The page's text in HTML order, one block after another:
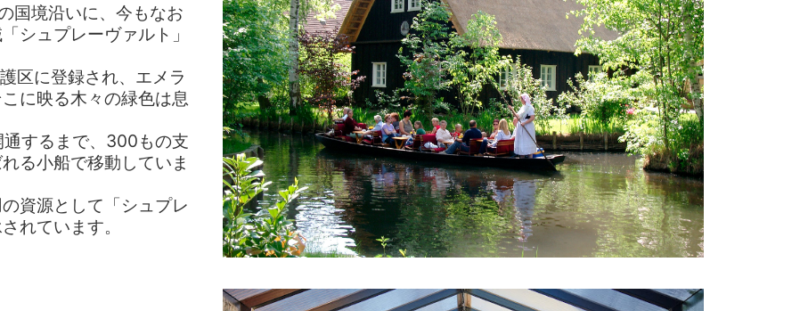
国境沿いに、今もなお
シュプレーヴァルト」
区に登録され、エメラ
に映る木々の緑色は息
するまで、300もの支
る小船で移動していま
資源として「シュプレ
れています。